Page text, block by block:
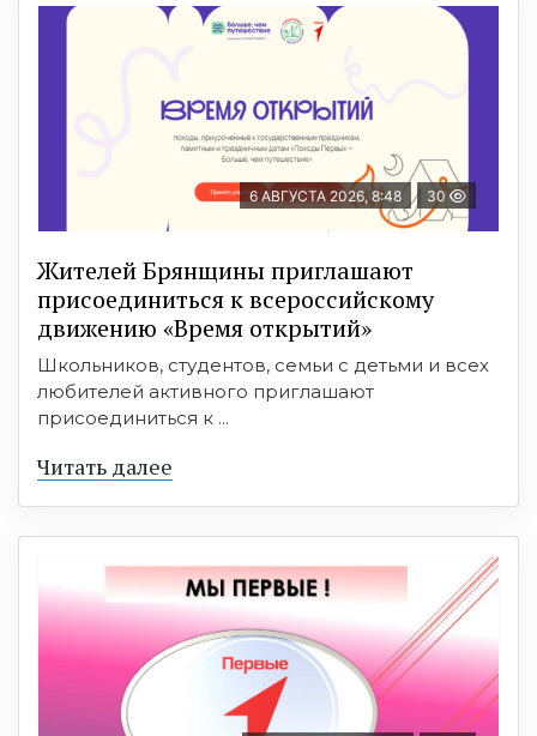
6 АВГУСТА 2026, 8:48 30
Жителей Брянщины приглашают
присоединиться к всероссийскому
движению «Время открытий»
Школьников, студентов, семьи с детьми и всех
любителей активного приглашают
присоединиться к ...
Читать далее